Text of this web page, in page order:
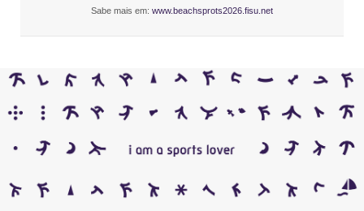
Sabe mais em: www.beachsprots2026.fisu.net